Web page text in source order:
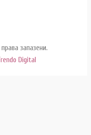
запазени.
Digital